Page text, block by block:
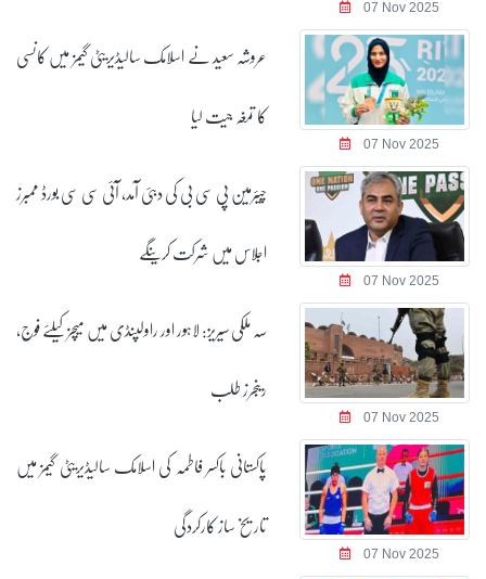
07 Nov 2025
07 Nov 2025
عروشہ سعید نے اسلامک سالیڈیریٹی گیمز میں کانسی
کا تمغہ جیت لیا
07 Nov 2025
چیئرمین پی سی بی کی دبئی آمد، آئی سی سی بورڈ ممبرز
اجلاس میں شرکت کرینگے
07 Nov 2025
سہ ملکی سیریز: لاہور اور راولپنڈی میں میچز کیلئے فوج،
رینجرز طلب
07 Nov 2025
پاکستانی باکسر فاطمہ کی اسلامک سالیڈیریٹی گیمز میں
تاریخ ساز کارکردگی